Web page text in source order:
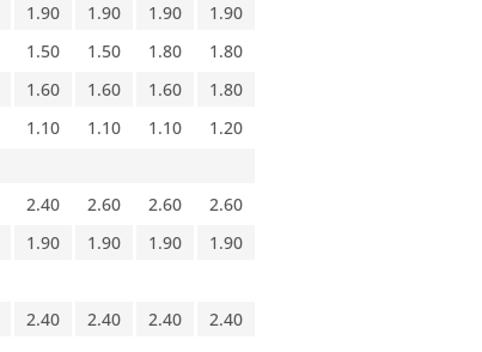
1.90 1.90 1.90
1.90
1.50 1.50 1.80
1.80
1.60 1.60 1.60
1.80
1.10 1.10 1.10
1.20
2.40 2.60 2.60
2.60
1.90 1.90 1.90
1.90
2.40 2.40 2.40
2.40